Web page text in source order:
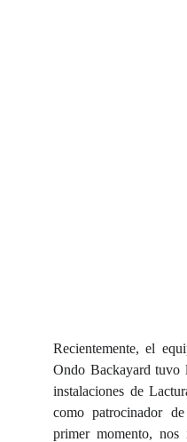
Recientemente, el
Ondo Backayard tuvo
instalaciones de
como patrocinador
primer momento, nos